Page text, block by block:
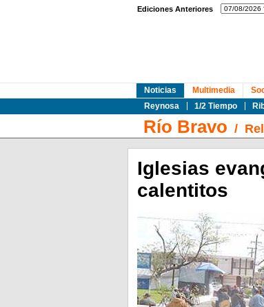
Ediciones Anteriores
Noticias
Reynosa
1/2 Tiempo
Multimedia
Río Bravo /
Iglesias
calentitos